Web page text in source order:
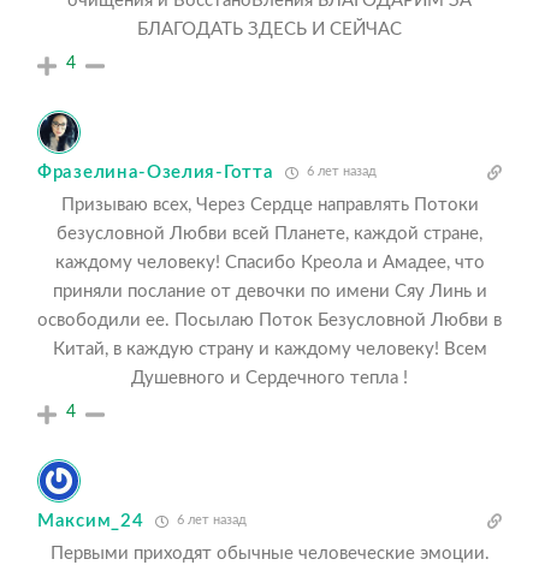
БЛАГОДАТЬ ЗДЕСЬ И СЕЙЧАС
4
Фразелина-Озелия-Готта 6 лет назад
Призываю всех, Через Сердце направлять Потоки
безусловной Любви всей Планете, каждой стране,
каждому человеку! Спасибо Креола и Амадее, что
приняли послание от девочки по имени Сяу Линь и
освободили ее. Посылаю Поток Безусловной Любви в
Китай, в каждую страну и каждому человеку! Всем
Душевного и Сердечного тепла !
4
Максим_24 6 лет назад
Первыми приходят обычные человеческие эмоции.